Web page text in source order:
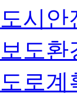
도시안
보도환
도로계